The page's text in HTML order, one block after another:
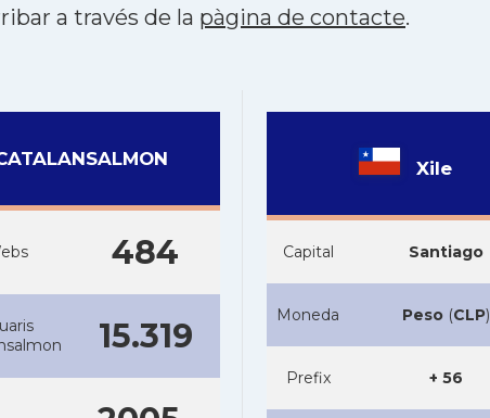
a través de la pàgina de contacte.
484
15.319
Xile
Capital Santiago
Moneda Peso (CLP)
Prefix + 56